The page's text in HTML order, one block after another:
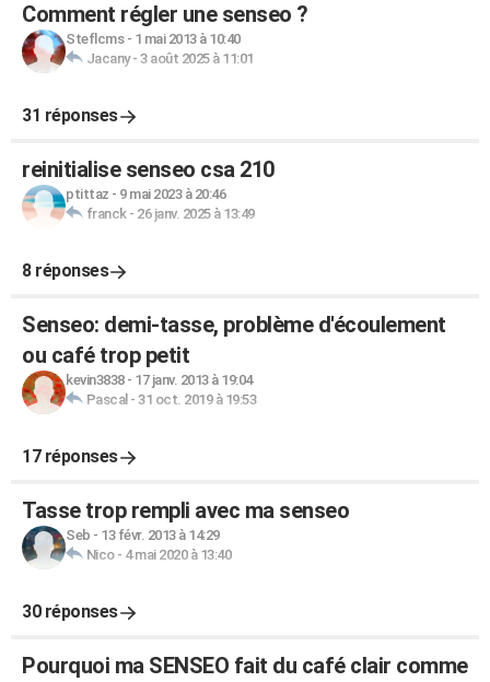
Comment régler une senseo ?
Steflcms- 1 mai 2013 à 10:40
Jacany- 3 août 2025 à 11:01
31 réponses
reinitialise senseo csa 210
ptittaz - 9 mai 2023 à 20:46
franck- 26 janv. 2025 à 13:49
8 réponses
Senseo: demi-tasse, problème d'écoulement
ou café trop petit
kevin3838- 17 janv. 2013 à 19:04
Pascal - 31 oct. 2019 à 19:53
17 réponses
Tasse trop rempli avec ma senseo
Seb - 13 févr. 2013 à 14:29
Nico- 4 mai 2020 à 13:40
30 réponses
Pourquoi ma SENSEO fait du café clair comme